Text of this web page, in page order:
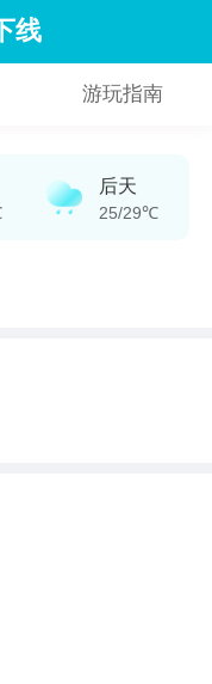
线
游玩指南
后天
25/29℃